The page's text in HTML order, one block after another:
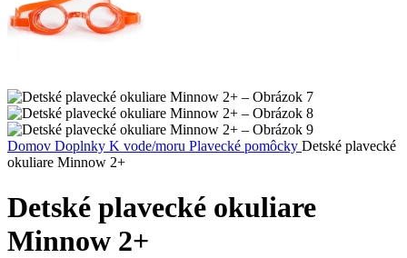
Domov Doplnky K vode/moru Plavecké pomôcky Detské plavecké
okuliare Minnow 2+
Detské plavecké okuliare
Minnow 2+